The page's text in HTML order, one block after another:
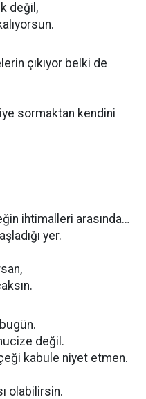
değil,
çıkıyor belki de
sormaktan kendini
ihtimalleri arasında…
yer.
değil.
kabule niyet etmen.
olabilirsin.